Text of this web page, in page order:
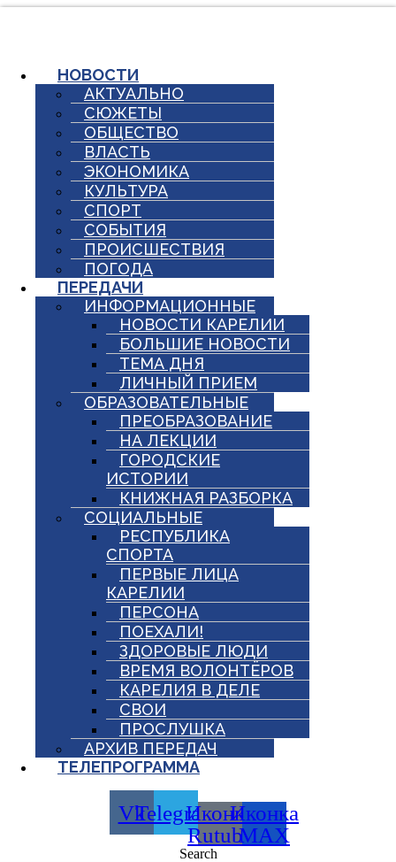
НОВОСТИ
АКТУАЛЬНО
СЮЖЕТЫ
ОБЩЕСТВО
ВЛАСТЬ
ЭКОНОМИКА
КУЛЬТУРА
СПОРТ
СОБЫТИЯ
ПРОИСШЕСТВИЯ
ПОГОДА
ПЕРЕДАЧИ
ИНФОРМАЦИОННЫЕ
НОВОСТИ КАРЕЛИИ
БОЛЬШИЕ НОВОСТИ
ТЕМА ДНЯ
ЛИЧНЫЙ ПРИЕМ
ОБРАЗОВАТЕЛЬНЫЕ
ПРЕОБРАЗОВАНИЕ
НА ЛЕКЦИИ
ГОРОДСКИЕ
ИСТОРИИ
КНИЖНАЯ РАЗБОРКА
СОЦИАЛЬНЫЕ
РЕСПУБЛИКА
СПОРТА
ПЕРВЫЕ ЛИЦА
КАРЕЛИИ
ПЕРСОНА
ПОЕХАЛИ!
ЗДОРОВЫЕ ЛЮДИ
ВРЕМЯ ВОЛОНТЁРОВ
КАРЕЛИЯ В ДЕЛЕ
СВОИ
ПРОСЛУШКА
АРХИВ ПЕРЕДАЧ
ТЕЛЕПРОГРАММА
VkTelegramИконка
Rutube
Иконка
MAX
Search